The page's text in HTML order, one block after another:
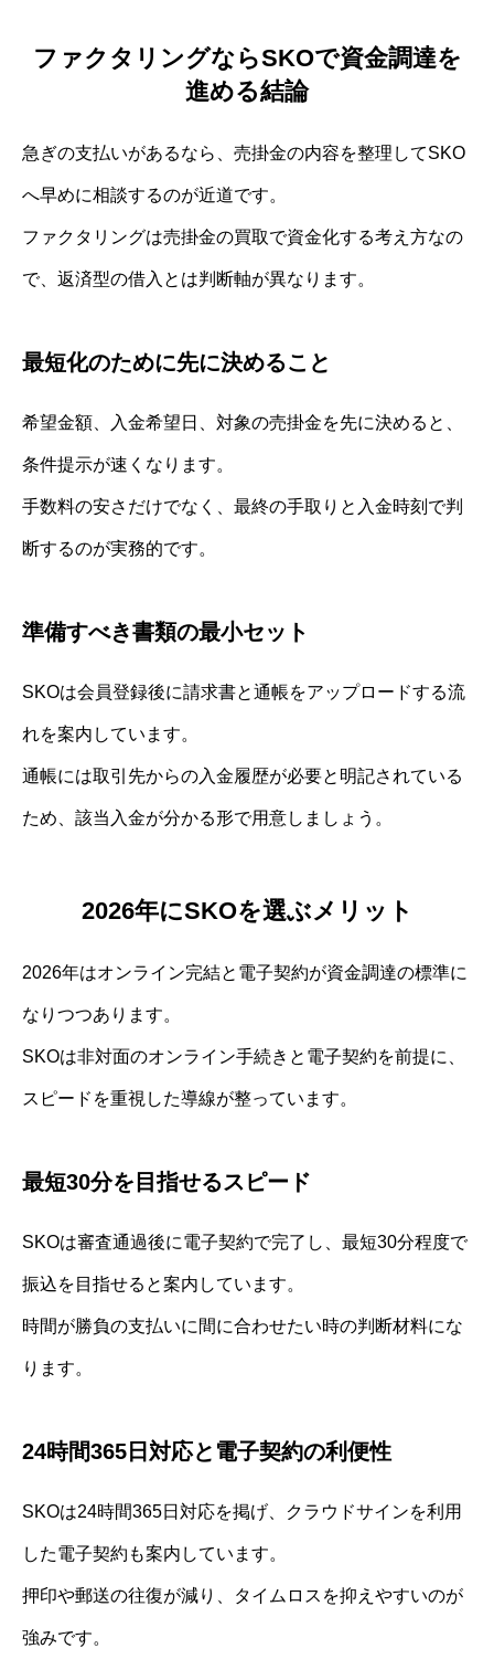
ファクタリングならSKOで資金調達を
進める結論
急ぎの支払いがあるなら、売掛金の内容を整理してSKO
へ早めに相談するのが近道です。
ファクタリングは売掛金の買取で資金化する考え方なの
で、返済型の借入とは判断軸が異なります。
最短化のために先に決めること
希望金額、入金希望日、対象の売掛金を先に決めると、
条件提示が速くなります。
手数料の安さだけでなく、最終の手取りと入金時刻で判
断するのが実務的です。
準備すべき書類の最小セット
SKOは会員登録後に請求書と通帳をアップロードする流
れを案内しています。
通帳には取引先からの入金履歴が必要と明記されている
ため、該当入金が分かる形で用意しましょう。
2026年にSKOを選ぶメリット
2026年はオンライン完結と電子契約が資金調達の標準に
なりつつあります。
SKOは非対面のオンライン手続きと電子契約を前提に、
スピードを重視した導線が整っています。
最短30分を目指せるスピード
SKOは審査通過後に電子契約で完了し、最短30分程度で
振込を目指せると案内しています。
時間が勝負の支払いに間に合わせたい時の判断材料にな
ります。
24時間365日対応と電子契約の利便性
SKOは24時間365日対応を掲げ、クラウドサインを利用
した電子契約も案内しています。
押印や郵送の往復が減り、タイムロスを抑えやすいのが
強みです。